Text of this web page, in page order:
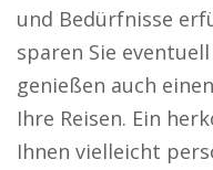
und Bedürfnisse
sparen Sie
genießen auch
Ihre Reisen. Ein
Ihnen vielleicht